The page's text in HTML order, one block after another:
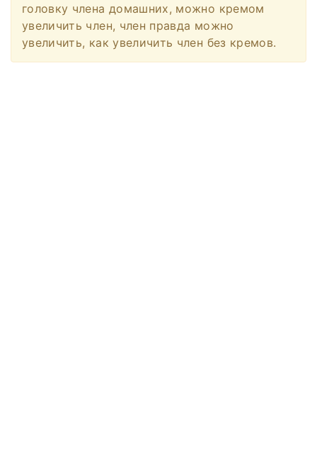
головку члена домашних, можно кремом
увеличить член, член правда можно
увеличить, как увеличить член без кремов.